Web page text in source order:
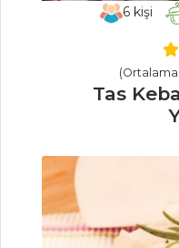
MEZELER VE
SOSLAR
Hardal Tarifi,
Nasıl Yapılır?
Girit Ezmesi
Tarifi, Nasıl Yapılır?
Mezeler ve Soslar
6 kişi
(Ortalama
Tas